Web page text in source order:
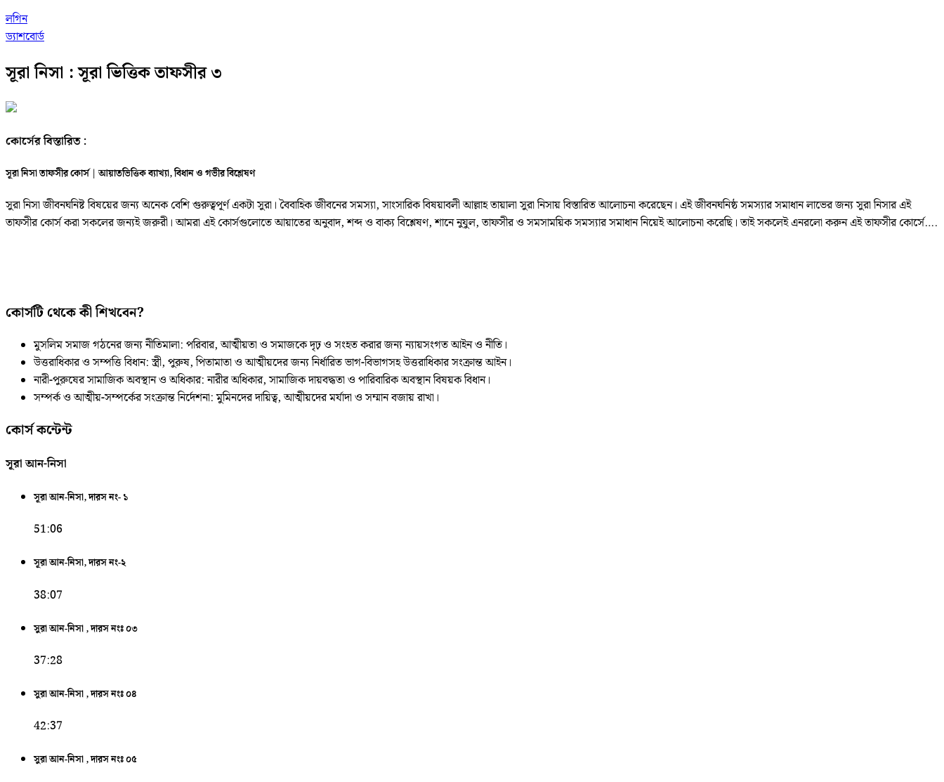
লগিন
ড্যাশবোর্ড
সূরা নিসা : সূরা ভিত্তিক তাফসীর ৩
কোর্সের বিস্তারিত :
সূরা নিসা তাফসীর কোর্স | আয়াতভিত্তিক ব্যাখ্যা, বিধান ও গভীর বিশ্লেষণ
সুরা নিসা জীবনঘনিষ্ট বিষয়ের জন্য অনেক বেশি গুরুত্বপূর্ণ একটা সুরা। বৈবাহিক জীবনের সমস্যা, সাংসারিক বিষয়াবলী আল্লাহ তায়ালা সুরা নিসায় বিস্তারিত আলোচনা করেছেন। এই জীবনঘনিষ্ঠ সমস্যার সমাধান লাভের জন্য সুরা নিসার এই
তাফসীর কোর্স করা সকলের জন্যই জরুরী। আমরা এই কোর্সগুলোতে আয়াতের অনুবাদ, শব্দ ও বাক্য বিশ্লেষণ, শানে নুযুল, তাফসীর ও সমসাময়িক সমস্যার সমাধান নিয়েই আলোচনা করেছি। তাই সকলেই এনরলো করুন এই তাফসীর কোর্সে….
কোর্সটি থেকে কী শিখবেন?
মুসলিম সমাজ গঠনের জন্য নীতিমালা: পরিবার, আত্মীয়তা ও সমাজকে দৃঢ় ও সংহত করার জন্য ন্যায়সংগত আইন ও নীতি।
উত্তরাধিকার ও সম্পত্তি বিধান: স্ত্রী, পুরুষ, পিতামাতা ও আত্মীয়দের জন্য নির্ধারিত ভাগ‑বিভাগসহ উত্তরাধিকার সংক্রান্ত আইন।
নারী‑পুরুষের সামাজিক অবস্থান ও অধিকার: নারীর অধিকার, সামাজিক দায়বদ্ধতা ও পারিবারিক অবস্থান বিষয়ক বিধান।
সম্পর্ক ও আত্মীয়‑সম্পর্কের সংক্রান্ত নির্দেশনা: মুমিনদের দায়িত্ব, আত্মীয়দের মর্যাদা ও সম্মান বজায় রাখা।
কোর্স কন্টেন্ট
সূরা আন-নিসা
সূরা আন-নিসা, দারস নং- ১
51:06
সূরা আন-নিসা, দারস নং-২
38:07
সুরা আন-নিসা , দারস নংঃ ০৩
37:28
সুরা আন-নিসা , দারস নংঃ ০৪
42:37
সুরা আন-নিসা , দারস নংঃ ০৫